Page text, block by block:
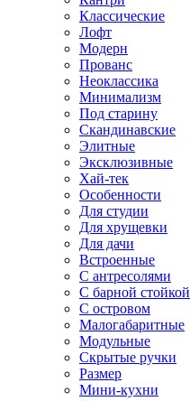
Классические
Лофт
Модерн
Прованс
Неоклассика
Минимализм
Под старину
Скандинавские
Элитные
Эксклюзивные
Хай-тек
Особенности
Для студии
Для хрущевки
Для дачи
Встроенные
С антресолями
С барной стойкой
С островом
Малогабаритные
Модульные
Скрытые ручки
Размер
Мини-кухни